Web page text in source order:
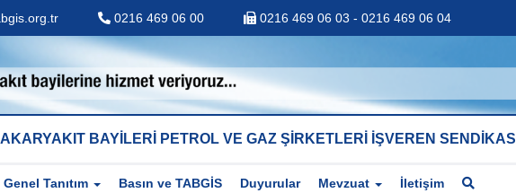
0216 469 06 00 0216 469 06 03 - 0216 469 06 04
BAYİLERİ PETROL VE GAZ ŞİRKETLERİ İŞVEREN SENDİKASI
Genel Tanıtım Basın ve TABGİS Duyurular Mevzuat İletişim